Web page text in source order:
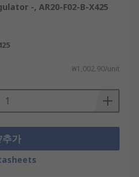
-, AR20-F02-B-X425
₩1,002.90/unit
추가